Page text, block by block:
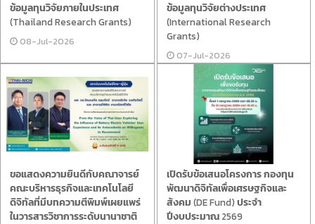
ข้อมูลทุนวิจัยภายในประเทศ
(Thailand Research Grants)
08-Jul-2026
ข้อมูลทุนวิจัยต่างประเทศ
(International Research
Grants)
07-Jul-2026
ขอแสดงความยินดีกับคณาจารย์
คณะบริหารธุรกิจและเทคโนโลยี
ดิจิทัลที่มีบทความตีพิมพ์เผยแพร่
ในวารสารวิชาการระดับนานาชาติ
เปิดรับข้อเสนอโครงการ กองทุน
พัฒนาดิจิทัลเพื่อเศรษฐกิจและ
สังคม (DE Fund) ประจำ
ปีงบประมาณ 2569